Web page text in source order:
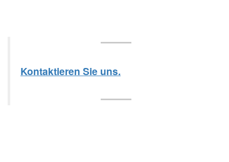
Kontaktieren Sie uns.